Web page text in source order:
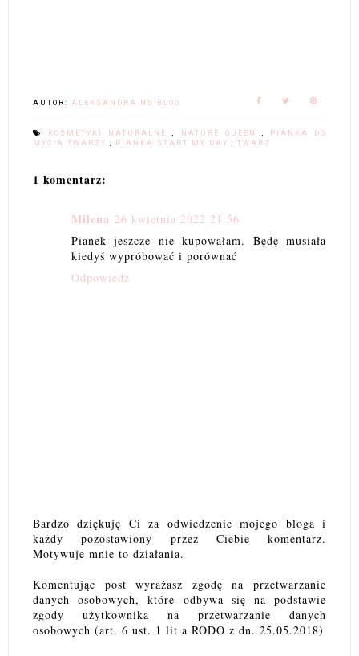
AUTOR: ALEKSANDRA NS BLOG
KOSMETYKI NATURALNE NATURE QUEEN
PIANKA DO
MYCIA TWARZY
PIANKA START MY DAY TWARZ
1 komentarz:
Milena 26 kwietnia 2022 21:56
Pianek jeszcze nie kupowałam. Będę musiała
kiedyś wypróbować i porównać
Odpowiedz
Bardzo dziękuję Ci za odwiedzenie mojego bloga i
każdy pozostawiony przez Ciebie komentarz.
Motywuje mnie to działania.
Komentując post wyrażasz zgodę na przetwarzanie
danych osobowych, które odbywa się na podstawie
zgody użytkownika na przetwarzanie danych
osobowych (art. 6 ust. 1 lit a RODO z dn. 25.05.2018)